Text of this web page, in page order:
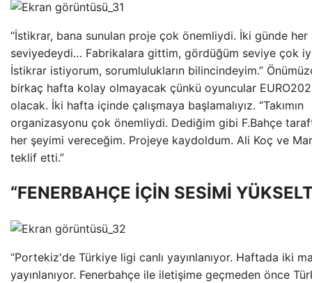
“İstikrar, bana sunulan proje çok önemliydi. İki günde her
seviyedeydi… Fabrikalara gittim, gördüğüm seviye çok
İstikrar istiyorum, sorumlulukların bilincindeyim.”
birkaç hafta kolay olmayacak çünkü oyuncular
olacak. İki hafta içinde çalışmaya başlamalıyız. “Takımın
organizasyonu çok önemliydi. Dediğim gibi F.Bahçe
her şeyimi vereceğim. Projeye kaydoldum. Ali Koç ve
teklif etti.”
“FENERBAHÇE İÇİN SESİMİ
“Portekiz'de Türkiye ligi canlı yayınlanıyor. Haftada iki
yayınlanıyor. Fenerbahçe ile iletişime geçmeden önce